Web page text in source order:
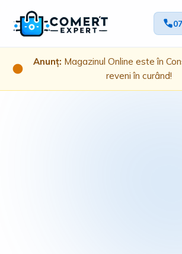
Anunț: Magazinul Online este în
reveni în curând!